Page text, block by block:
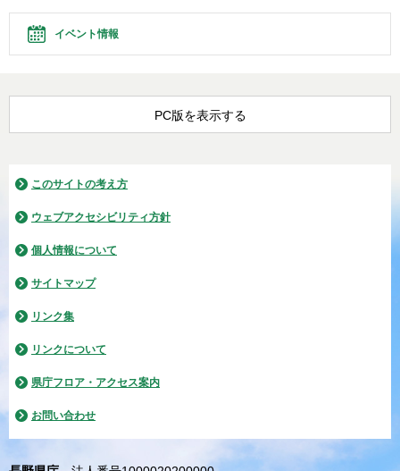
イベント情報
PC版を表示する
このサイトの考え方
ウェブアクセシビリティ方針
個人情報について
サイトマップ
リンク集
リンクについて
県庁フロア・アクセス案内
お問い合わせ